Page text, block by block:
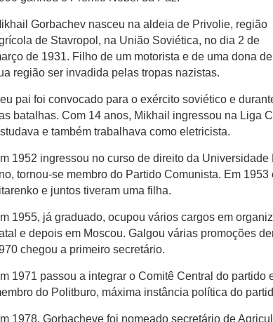
Gorbachev nasceu na aldeia de Privolie, região
de Stavropol, na União Soviética, no dia 2 de
de 1931. Filho de um motorista e de uma dona
região ser invadida pelas tropas nazistas.
pai foi convocado para o exército soviético e
batalhas. Com 14 anos, Mikhail ingressou na Liga
e também trabalhava como eletricista.
1952 ingressou no curso de direito da
tornou-se membro do Partido Comunista. Em
e juntos tiveram uma filha.
1955, já graduado, ocupou vários cargos em
e depois em Moscou. Galgou várias promoções
chegou a primeiro secretário.
1971 passou a integrar o Comitê Central do partido
do Politburo, máxima instância política do
1978, Gorbacheve foi nomeado secretário de